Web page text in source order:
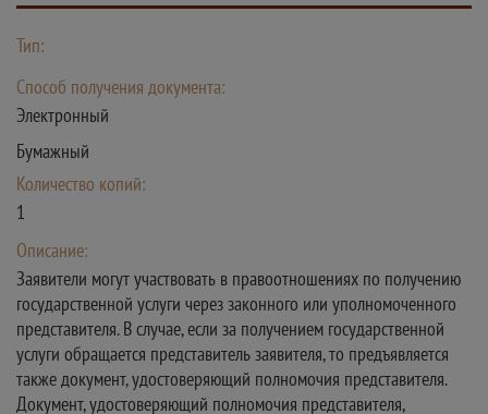
Тип:
Способ получения документа:
Электронный
Бумажный
Количество копий:
1
Описание:
Заявители могут участвовать в правоотношениях по получению
государственной услуги через законного или уполномоченного
представителя. В случае, если за получением государственной
услуги обращается представитель заявителя, то предъявляется
также документ, удостоверяющий полномочия представителя.
Документ, удостоверяющий полномочия представителя,